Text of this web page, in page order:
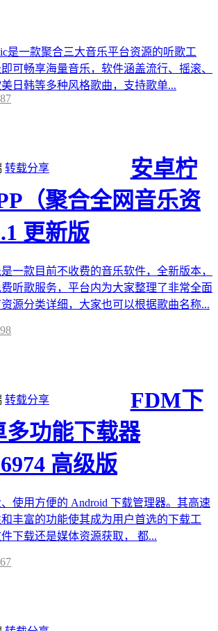
是一款聚合三大音乐平台资源的听歌工
可畅享海量音乐，软件涵盖流行、摇滚、
日韩等多种风格歌曲，支持歌单...
转载分享
安卓柠
（聚合全网音乐资
更新版
一款目前不收费的音乐软件，全新版本，
听歌服务，平台内为大家整理了非常全面
源分类详细，大家也可以根据歌曲名称...
转载分享
FDM下
多功能下载器
高级版
使用方便的 Android 下载管理器。其高速
丰富的功能使其成为用户首选的下载工
下载还是媒体资源获取， 都...